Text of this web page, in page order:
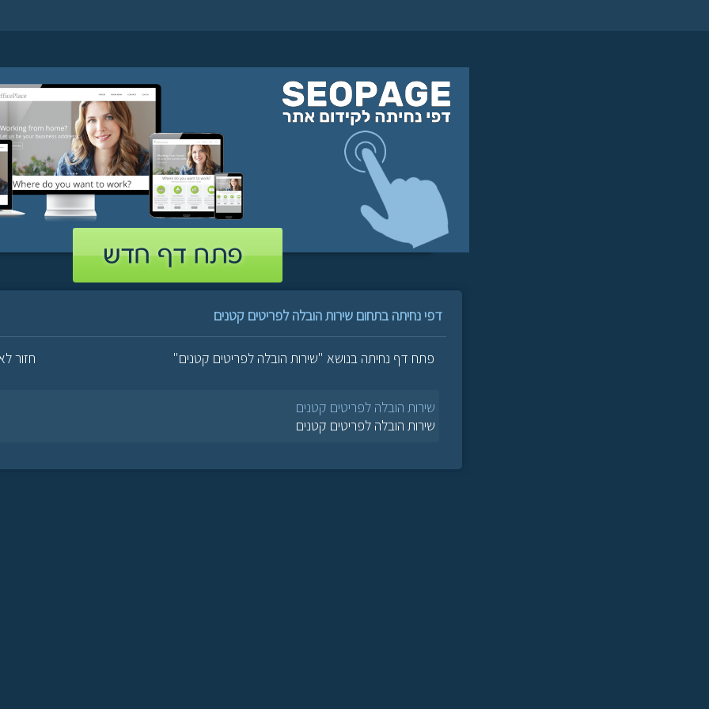
דפי נחיתה בתחום שירות הובלה לפריטים קטנים
חזור פתח דף נחיתה בנושא "שירות הובלה לפריטים קטנים"
שירות הובלה לפריטים קטנים
שירות הובלה לפריטים קטנים